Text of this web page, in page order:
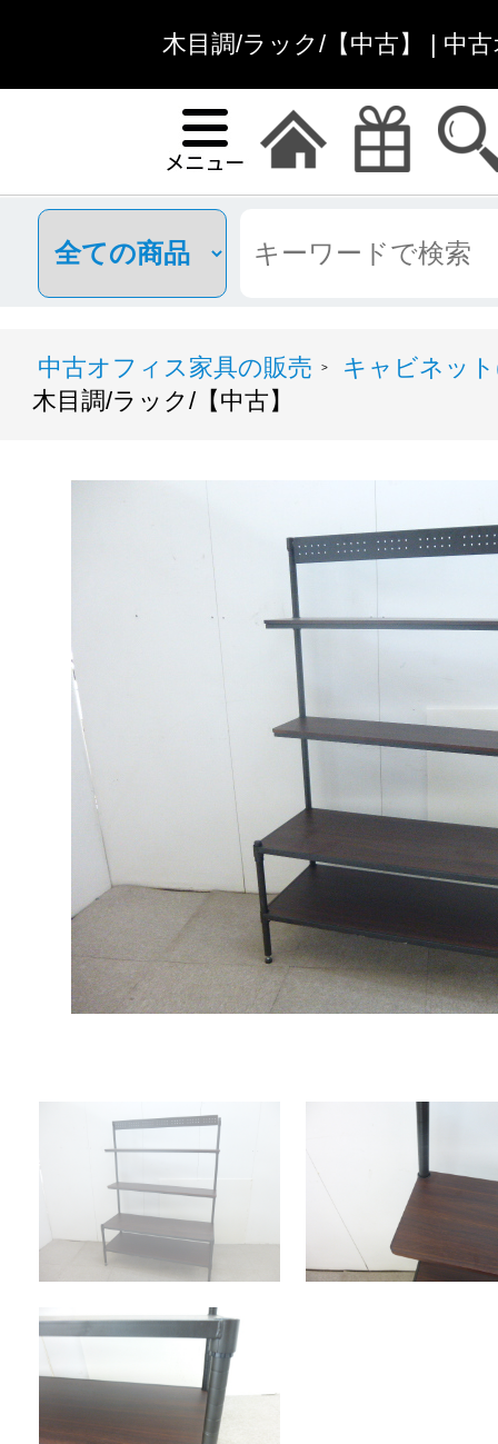
木目調/ラック/【中古】 | 中
中古オフィス家具の販売 >
キャビネッ
木目調/ラック/【中古】